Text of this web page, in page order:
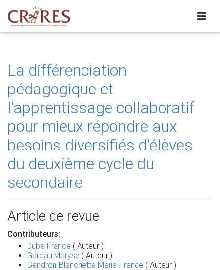
La différenciation
pédagogique et
l’apprentissage collaboratif
pour mieux répondre aux
besoins diversifiés d’élèves
du deuxième cycle du
secondaire
Article de revue
Contributeurs:
Dubé France ( Auteur )
Gareau Maryse ( Auteur )
Gendron-Blanchette Marie-France ( Auteur )